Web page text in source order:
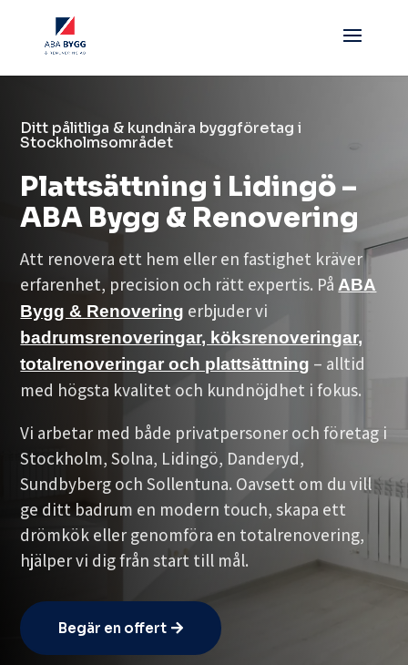
Ditt pålitliga & kundnära byggföretag i
Stockholmsområdet
Plattsättning i Lidingö –
ABA Bygg & Renovering
Att renovera ett hem eller en fastighet kräver
erfarenhet, precision och rätt expertis. PåABA
Bygg & Renovering erbjuder vi
badrumsrenoveringar, köksrenoveringar,
totalrenoveringar och plattsättning – alltid
med högsta kvalitet och kundnöjdhet i fokus.
Vi arbetar med både privatpersoner och företag i
Stockholm, Solna, Lidingö, Danderyd,
Sundbyberg och Sollentuna. Oavsett om du vill
ge ditt badrum en modern touch, skapa ett
drömkök eller genomföra en totalrenovering,
hjälper vi dig från start till mål.
Begär en offert